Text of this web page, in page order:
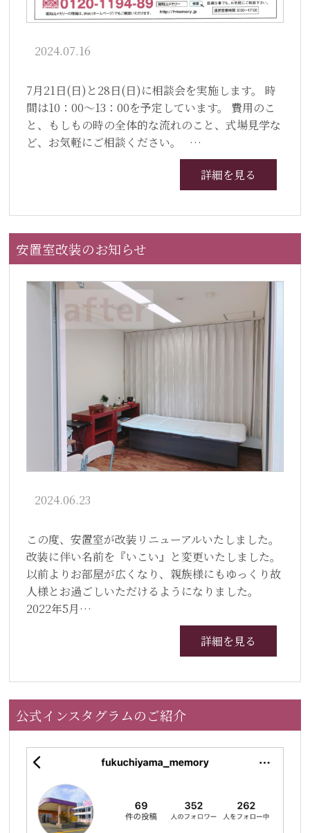
2024.07.16
7月21日(日)と28日(日)に相談会を実施します。 時
間は10：00～13：00を予定しています。 費用のこ
と、もしもの時の全体的な流れのこと、式場見学な
ど、お気軽にご相談ください。 …
詳細を見る
安置室改装のお知らせ
2024.06.23
この度、安置室が改装リニューアルいたしました。
改装に伴い名前を『いこい』と変更いたしました。
以前よりお部屋が広くなり、親族様にもゆっくり故
人様とお過ごしいただけるようになりました。
2022年5月…
詳細を見る
公式インスタグラムのご紹介